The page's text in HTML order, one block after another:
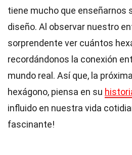
tiene mucho que enseñarnos
diseño. Al observar nuestro
sorprendente ver cuántos
recordándonos la conexión
mundo real. Así que, la
hexágono, piensa en su
influido en nuestra vida
fascinante!